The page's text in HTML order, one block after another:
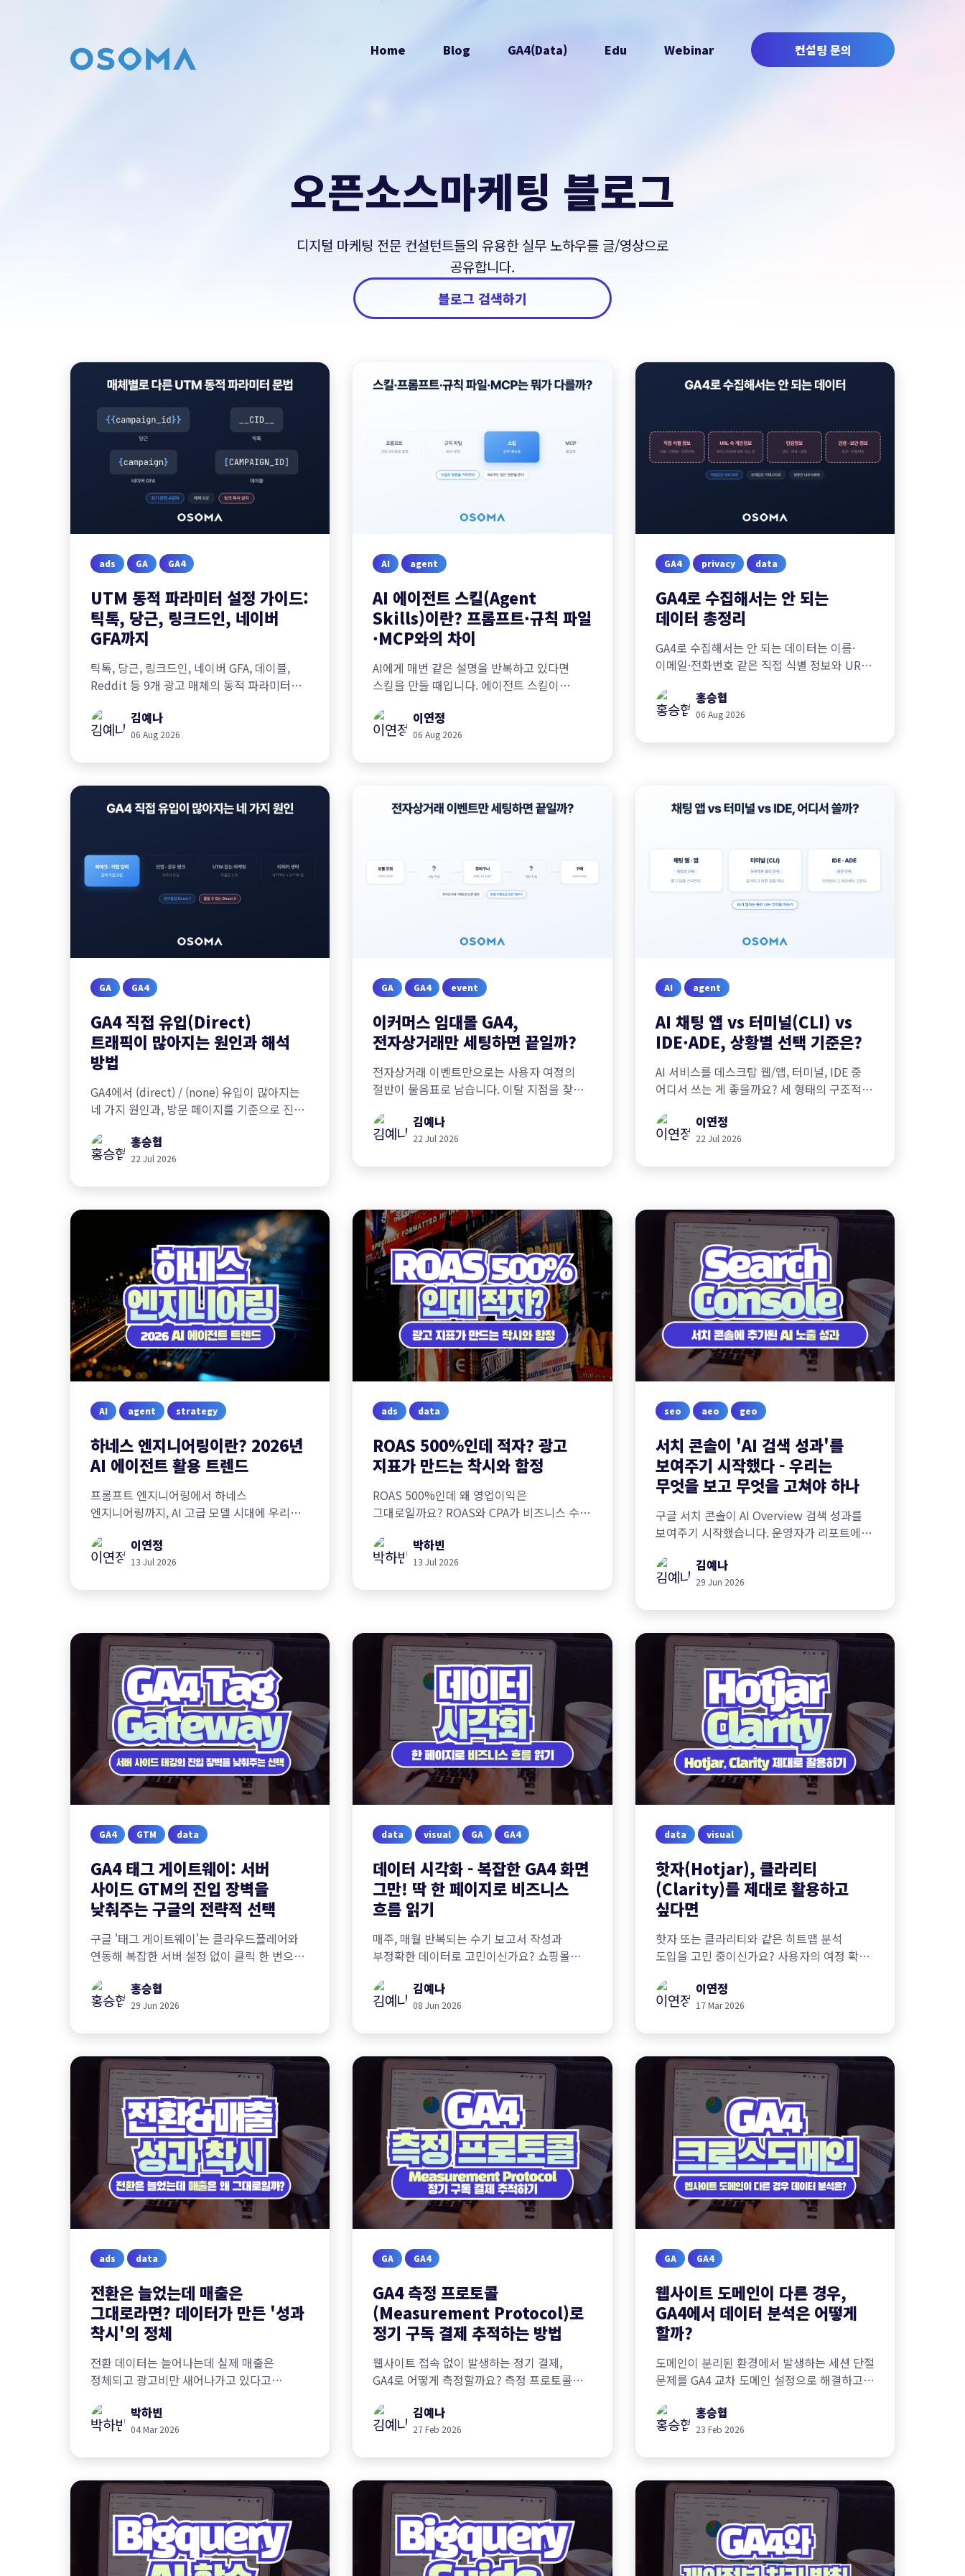
Home Blog GA4(Data) Edu Webinar 컨설팅 문의
오픈소스마케팅 블로그
디지털 마케팅 전문 컨설턴트들의 유용한 실무 노하우를 글/영상으로
공유합니다.
블로그 검색하기
ads GA GA4
UTM 동적 파라미터 설정 가이드:
틱톡, 당근, 링크드인, 네이버
GFA까지
틱톡, 당근, 링크드인, 네이버 GFA, 데이블,
Reddit 등 9개 광고 매체의 동적 파라미터
김예나
06 Aug 2026
AI agent
AI 에이전트 스킬(Agent
Skills)이란? 프롬프트·규칙 파일
·MCP와의 차이
AI에게 매번 같은 설명을 반복하고 있다면
스킬을 만들 때입니다. 에이전트 스킬이
파일·MCP와의 차이를 정리합니다.
이연정
06 Aug 2026
GA4 privacy data
GA4로 수집해서는 안 되는
데이터 총정리
GA4로 수집해서는 안 되는 데이터는 이름·
이메일·전화번호 같은 직접 식별 정보와 URL
위반과 법적 리스크, 개인정보 없이 분석하는
설계 대안, 이미 쌓인 데이터의 점검·조치
홍승협
06 Aug 2026
GA GA4
GA4 직접 유입(Direct)
트래픽이 많아지는 원인과 해석
방법
GA4에서 (direct) / (none) 유입이 많아지는
네 가지 원인과, 방문 페이지를 기준으로 진짜
방법을 알아봅니다.
홍승협
22 Jul 2026
GA GA4 event
이커머스 임대몰 GA4,
전자상거래만 세팅하면 끝일까?
전자상거래 이벤트만으로는 사용자 여정의
절반이 물음표로 남습니다. 이탈 지점을 찾아
세팅의 중요성을 알아봅니다.
김예나
22 Jul 2026
AI agent
AI 채팅 앱 vs 터미널(CLI) vs
IDE·ADE, 상황별 선택 기준은?
AI 서비스를 데스크탑 웹/앱, 터미널, IDE 중
어디서 쓰는 게 좋을까요? 세 형태의 구조적
이연정
22 Jul 2026
AI agent strategy
하네스 엔지니어링이란? 2026년
AI 에이전트 활용 트렌드
프롬프트 엔지니어링에서 하네스
엔지니어링까지, AI 고급 모델 시대에 우리가
이연정
13 Jul 2026
ads data
ROAS 500%인데 적자? 광고
지표가 만드는 착시와 함정
ROAS 500%인데 왜 영업이익은
그대로일까요? ROAS와 CPA가 비즈니스 수익
시점이 만드는 왜곡, 그리고 광고 지표를
제대로 읽는 4가지 체크포인트를
박하빈
13 Jul 2026
seo aeo geo
서치 콘솔이 'AI 검색 성과'를
보여주기 시작했다 - 우리는
무엇을 보고 무엇을 고쳐야 하나
구글 서치 콘솔이 AI Overview 검색 성과를
보여주기 시작했습니다. 운영자가 리포트에서
제로클릭 시대의 대응법을 정리했습니다.
김예나
29 Jun 2026
GA4 GTM data
GA4 태그 게이트웨이: 서버
사이드 GTM의 진입 장벽을
낮춰주는 구글의 전략적 선택
구글 '태그 게이트웨이'는 클라우드플레어와
연동해 복잡한 서버 설정 없이 클릭 한 번으로
하는 업데이트입니다.
홍승협
29 Jun 2026
data visual GA GA4
데이터 시각화 - 복잡한 GA4 화면
그만! 딱 한 페이지로 비즈니스
흐름 읽기
매주, 매월 반복되는 수기 보고서 작성과
부정확한 데이터로 고민이신가요? 쇼핑몰
맞춤 데이터 분석 환경과 자동화된 시각화
대시보드를 설계해 드립니다.
김예나
08 Jun 2026
data visual
핫자(Hotjar), 클라리티
(Clarity)를 제대로 활용하고
싶다면
핫자 또는 클라리티와 같은 히트맵 분석
도입을 고민 중이신가요? 사용자의 여정 확인
부분은 무엇일까요?
이연정
17 Mar 2026
ads data
전환은 늘었는데 매출은
그대로라면? 데이터가 만든 '성과
착시'의 정체
전환 데이터는 늘어나는데 실제 매출은
정체되고 광고비만 새어나가고 있다고
흐름에 맞게 재설계하고 '진짜 성과'를 정확히
판별하기 위한 5가지 체크포인트를
박하빈
04 Mar 2026
GA GA4
GA4 측정 프로토콜
(Measurement Protocol)로
정기 구독 결제 추적하는 방법
웹사이트 접속 없이 발생하는 정기 결제,
GA4로 어떻게 측정할까요? 측정 프로토콜
오프라인 사용자 여정을 끊김 없이 추적하는
방법을 알아보세요.
김예나
27 Feb 2026
GA GA4
웹사이트 도메인이 다른 경우,
GA4에서 데이터 분석은 어떻게
할까?
도메인이 분리된 환경에서 발생하는 세션 단절
문제를 GA4 교차 도메인 설정으로 해결하고,
분석하는 방법을 실제 사례와 함께
소개합니다.
홍승협
23 Feb 2026